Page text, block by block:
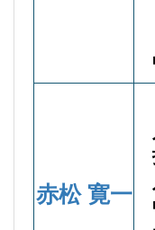
赤松 寛一